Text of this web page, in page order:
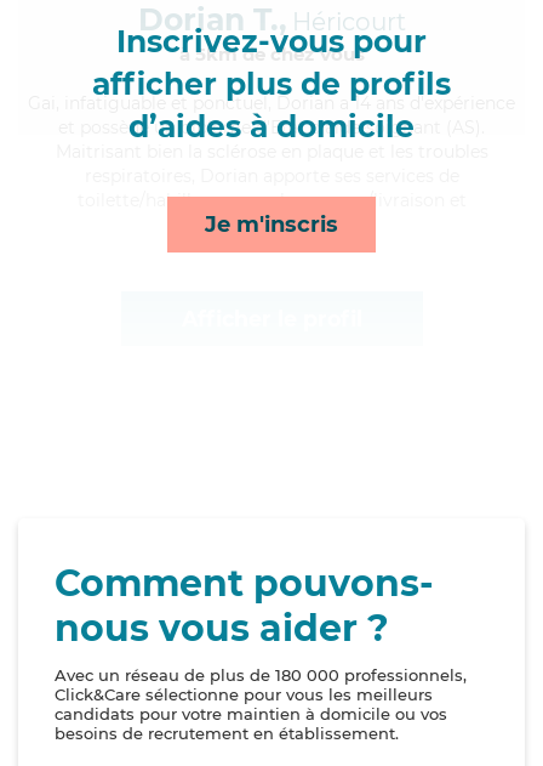
Inscrivez-vous pour
afficher plus de profils
d’aides à domicile
Je m'inscris
Dorian T., Héricourt
à 5km de chez Vous
, infatiguable et ponctuel, Dorian a 14 ans d'expérience
et possède un diplôme d'Etat d'aide-soignant (AS).
toilette/habillage, rappels, courses/livraison et
compagnie/loisirs*
Comment pouvons-
nous vous aider ?
Avec un réseau de plus de 180 000 professionnels,
Click&Care sélectionne pour vous les meilleurs
candidats pour votre maintien à domicile ou vos
besoins de recrutement en établissement.